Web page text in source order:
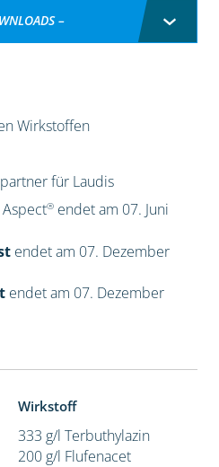
–
Wirkstoffen
für Laudis
®endet am 07. Juni
endet am 07. Dezember
endet am 07. Dezember
Wirkstoff
333 g/l Terbuthylazin
200 g/l Flufenacet